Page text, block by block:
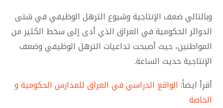
وبالتالي ضعف الإنتاجية وشيوع الترهل الوظيفي في شتى
الدوائر الحكومية في العراق الذي أدى إلى سخط الكثير من
المواطنين، حيث أصبحت تداعيات الترهل الوظيفي وضعف
الإنتاجية حديث الساعة.
أقرأ ايضاً:الواقع الدراسي في العراق للمدارس الحكومية و
الخاصة